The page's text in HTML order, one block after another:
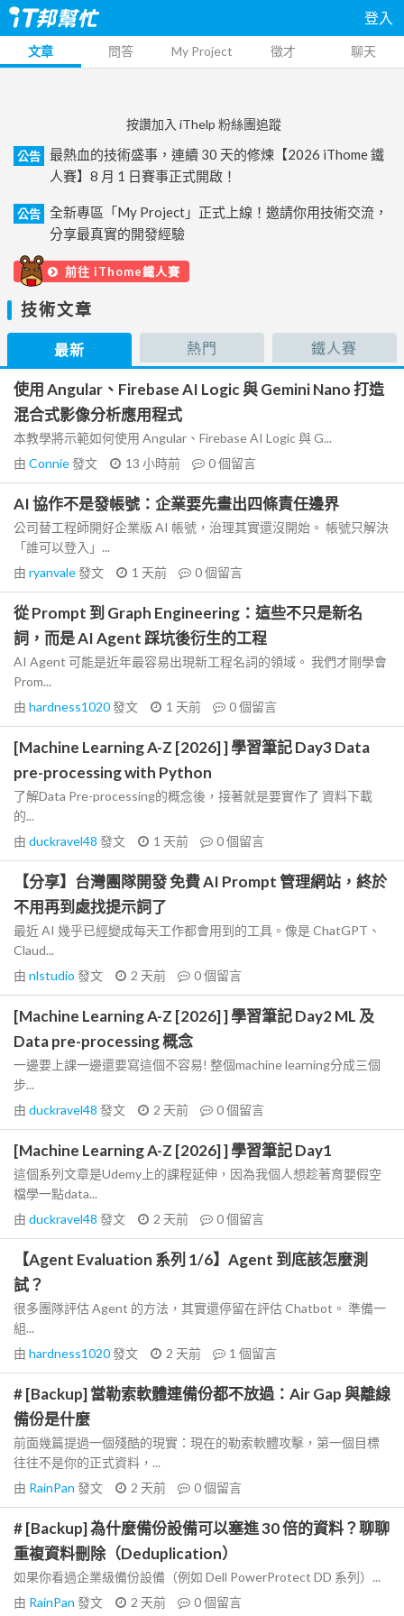
登入
文章 問答 My Project 徵才 聊天
按讚加入 iThelp 粉絲團追蹤
公告
最熱血的技術盛事，連續 30 天的修煉【2026 iThome 鐵
人賽】8 月 1 日賽事正式開啟！
公告
全新專區「My Project」正式上線！邀請你用技術交流，
分享最真實的開發經驗
前往 iThome鐵人賽
技術文章
最新 熱門 鐵人賽
使用 Angular、Firebase AI Logic 與 Gemini Nano 打造
混合式影像分析應用程式
本教學將示範如何使用 Angular、Firebase AI Logic 與 G...
由 Connie發文 13 小時前 0個留言
AI 協作不是發帳號：企業要先畫出四條責任邊界
公司替工程師開好企業版 AI 帳號，治理其實還沒開始。 帳號只解決
「誰可以登入」...
由 ryanvale發文 1 天前 0個留言
從 Prompt 到 Graph Engineering：這些不只是新名
詞，而是 AI Agent 踩坑後衍生的工程
AI Agent 可能是近年最容易出現新工程名詞的領域。 我們才剛學會
Prom...
由 hardness1020發文 1 天前 0個留言
[Machine Learning A-Z [2026] ] 學習筆記 Day3 Data
pre-processing with Python
了解Data Pre-processing的概念後，接著就是要實作了 資料下載
的...
由 duckravel48 發文 1 天前 0個留言
【分享】台灣團隊開發 免費 AI Prompt 管理網站，終於
不用再到處找提示詞了
最近 AI 幾乎已經變成每天工作都會用到的工具。像是 ChatGPT、
Claud...
由 nlstudio 發文 2 天前 0個留言
[Machine Learning A-Z [2026] ] 學習筆記 Day2 ML 及
Data pre-processing 概念
一邊要上課一邊還要寫這個不容易! 整個machine learning分成三個
步...
由 duckravel48 發文 2 天前 0個留言
[Machine Learning A-Z [2026] ] 學習筆記 Day1
這個系列文章是Udemy上的課程延伸，因為我個人想趁著育嬰假空
檔學一點data...
由 duckravel48 發文 2 天前 0個留言
【Agent Evaluation 系列 1/6】Agent 到底該怎麼測
試？
很多團隊評估 Agent 的方法，其實還停留在評估 Chatbot。 準備一
組...
由 hardness1020發文 2 天前 1 個留言
# [Backup] 當勒索軟體連備份都不放過：Air Gap 與離線
備份是什麼
前面幾篇提過一個殘酷的現實：現在的勒索軟體攻擊，第一個目標
往往不是你的正式資料，...
由 RainPan 發文 2 天前 0個留言
# [Backup] 為什麼備份設備可以塞進 30 倍的資料？聊聊
重複資料刪除（Deduplication）
如果你看過企業級備份設備（例如 Dell PowerProtect DD 系列）...
由 RainPan 發文 2 天前 0個留言